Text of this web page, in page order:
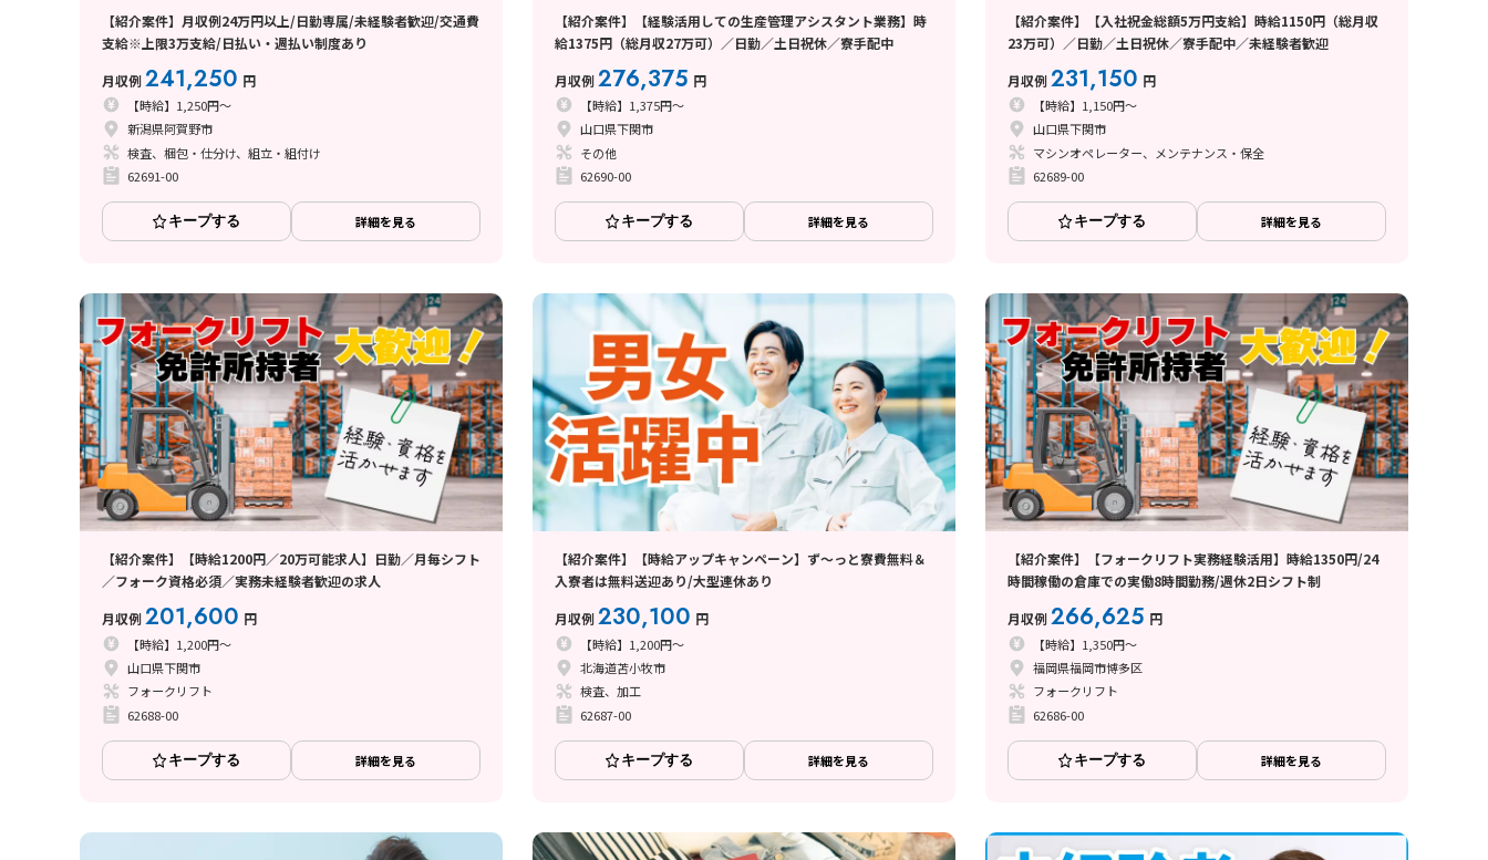
【紹介案件】月収例24万円以上/日勤専属/未経験者歓迎/交通費
支給※上限3万支給/日払い・週払い制度あり
月収例241,250 円
【時給】1,250円～
新潟県阿賀野市
検査、梱包・仕分け、組立・組付け
62691-00
キープする 詳細を見る
【紹介案件】【経験活用しての生産管理アシスタント業務】時
給1375円（総月収27万可）／日勤／土日祝休／寮手配中
月収例276,375 円
【時給】1,375円～
山口県下関市
その他
62690-00
キープする 詳細を見る
【紹介案件】【入社祝金総額5万円支給】時給1150円（総月収
23万可）／日勤／土日祝休／寮手配中／未経験者歓迎
月収例231,150 円
【時給】1,150円～
山口県下関市
マシンオペレーター、メンテナンス・保全
62689-00
キープする 詳細を見る
【紹介案件】【時給1200円／20万可能求人】日勤／月毎シフト
／フォーク資格必須／実務未経験者歓迎の求人
月収例201,600 円
【時給】1,200円～
山口県下関市
フォークリフト
62688-00
キープする 詳細を見る
【紹介案件】【時給アップキャンペーン】ず～っと寮費無料＆
入寮者は無料送迎あり/大型連休あり
月収例230,100 円
【時給】1,200円～
北海道苫小牧市
検査、加工
62687-00
キープする 詳細を見る
【紹介案件】【フォークリフト実務経験活用】時給1350円/24
時間稼働の倉庫での実働8時間勤務/週休2日シフト制
月収例266,625 円
【時給】1,350円～
福岡県福岡市博多区
フォークリフト
62686-00
キープする 詳細を見る